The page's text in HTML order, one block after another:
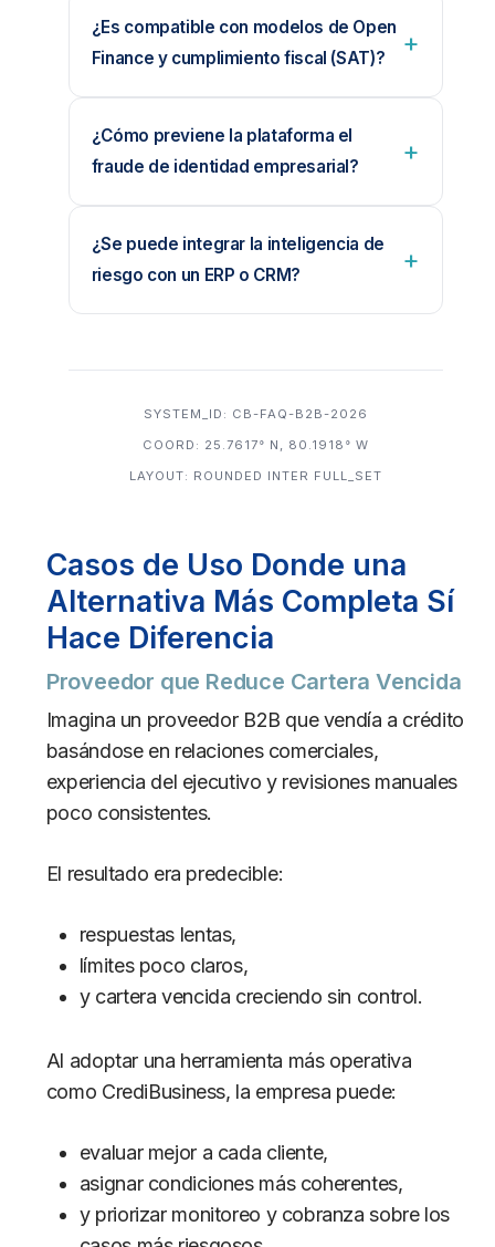
¿Es compatible con modelos de Open
Finance y cumplimiento fiscal (SAT)?
¿Cómo previene la plataforma el
fraude de identidad empresarial?
¿Se puede integrar la inteligencia de
riesgo con un ERP o CRM?
SYSTEM_ID: CB-FAQ-B2B-2026
COORD: 25.7617° N, 80.1918° W
LAYOUT: ROUNDED INTER FULL_SET
Casos de Uso Donde una
Alternativa Más Completa Sí
Hace Diferencia
Proveedor que Reduce Cartera Vencida
Imagina un proveedor B2B que vendía a crédito
basándose en relaciones comerciales,
experiencia del ejecutivo y revisiones manuales
poco consistentes.
El resultado era predecible:
respuestas lentas,
límites poco claros,
y cartera vencida creciendo sin control.
Al adoptar una herramienta más operativa
como CrediBusiness, la empresa puede:
evaluar mejor a cada cliente,
asignar condiciones más coherentes,
y priorizar monitoreo y cobranza sobre los